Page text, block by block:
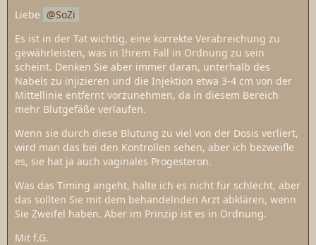
Liebe
SoZi
Es ist in der Tat wichtig, eine korrekte Verabreichung zu
gewährleisten, was in Ihrem Fall in Ordnung zu sein
scheint. Denken Sie aber immer daran, unterhalb des
Nabels zu injizieren und die Injektion etwa 3-4 cm von der
Mittellinie entfernt vorzunehmen, da in diesem Bereich
mehr Blutgefäße verlaufen.
Wenn sie durch diese Blutung zu viel von der Dosis verliert,
wird man das bei den Kontrollen sehen, aber ich bezweifle
es, sie hat ja auch vaginales Progesteron.
Was das Timing angeht, halte ich es nicht für schlecht, aber
das sollten Sie mit dem behandelnden Arzt abklären, wenn
Sie Zweifel haben. Aber im Prinzip ist es in Ordnung.
Mit f.G.